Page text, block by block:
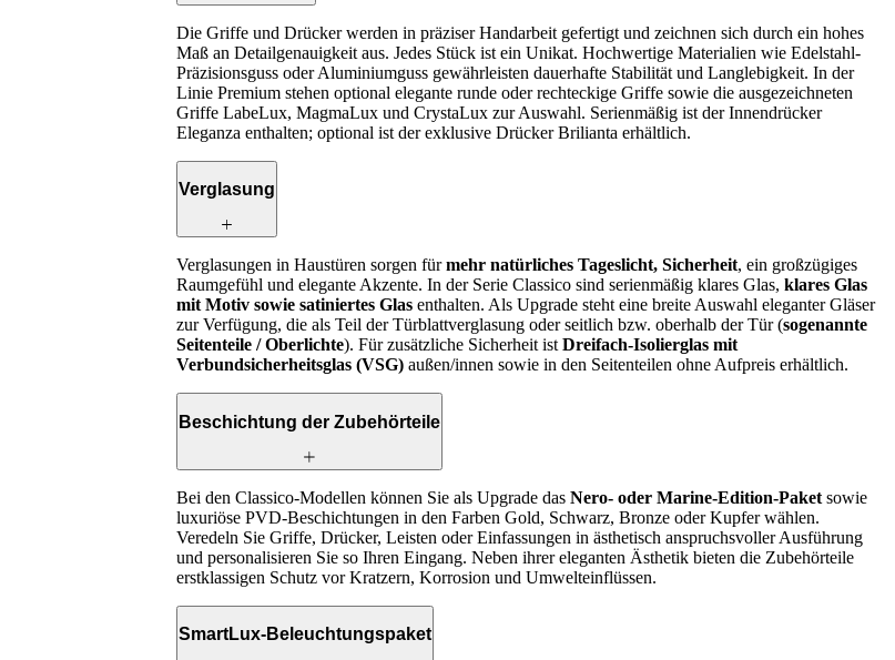
Die Griffe und Drücker werden in präziser Handarbeit gefertigt und zeichnen sich durch ein hohes
Maß an Detailgenauigkeit aus. Jedes Stück ist ein Unikat. Hochwertige Materialien wie Edelstahl-
Präzisionsguss oder Aluminiumguss gewährleisten dauerhafte Stabilität und Langlebigkeit. In der
Linie Premium stehen optional elegante runde oder rechteckige Griffe sowie die ausgezeichneten
Griffe LabeLux, MagmaLux und CrystaLux zur Auswahl. Serienmäßig ist der Innendrücker
Eleganza enthalten; optional ist der exklusive Drücker Brilianta erhältlich.
Verglasung
Verglasungen in Haustüren sorgen fürmehr natürliches Tageslicht, Sicherheit, ein großzügiges
Raumgefühl und elegante Akzente. In der Serie Classico sind serienmäßig klares Glas, klares Glas
mit Motiv sowie satiniertes Glas enthalten. Als Upgrade steht eine breite Auswahl eleganter Gläser
zur Verfügung, die als Teil der Türblattverglasung oder seitlich bzw. oberhalb der Tür (sogenannte
Seitenteile / Oberlichte). Für zusätzliche Sicherheit ist Dreifach-Isolierglas mit
Verbundsicherheitsglas (VSG) außen/innen sowie in den Seitenteilen ohne Aufpreis erhältlich.
Beschichtung der Zubehörteile
Bei den Classico-Modellen können Sie als Upgrade das Nero- oder Marine-Edition-Paket sowie
luxuriöse PVD-Beschichtungen in den Farben Gold, Schwarz, Bronze oder Kupfer wählen.
Veredeln Sie Griffe, Drücker, Leisten oder Einfassungen in ästhetisch anspruchsvoller Ausführung
und personalisieren Sie so Ihren Eingang. Neben ihrer eleganten Ästhetik bieten die Zubehörteile
erstklassigen Schutz vor Kratzern, Korrosion und Umwelteinflüssen.
SmartLux-Beleuchtungspaket